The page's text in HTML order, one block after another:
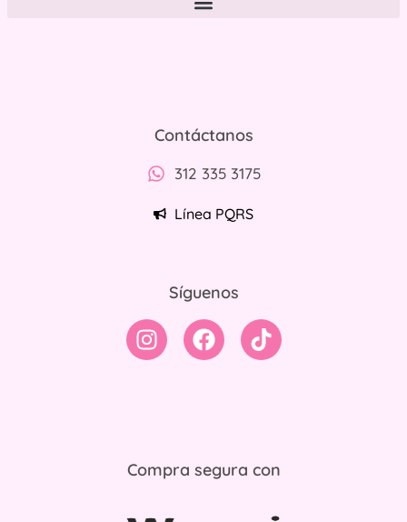
Contáctanos
312 335 3175
Línea PQRS
Síguenos
Compra segura con